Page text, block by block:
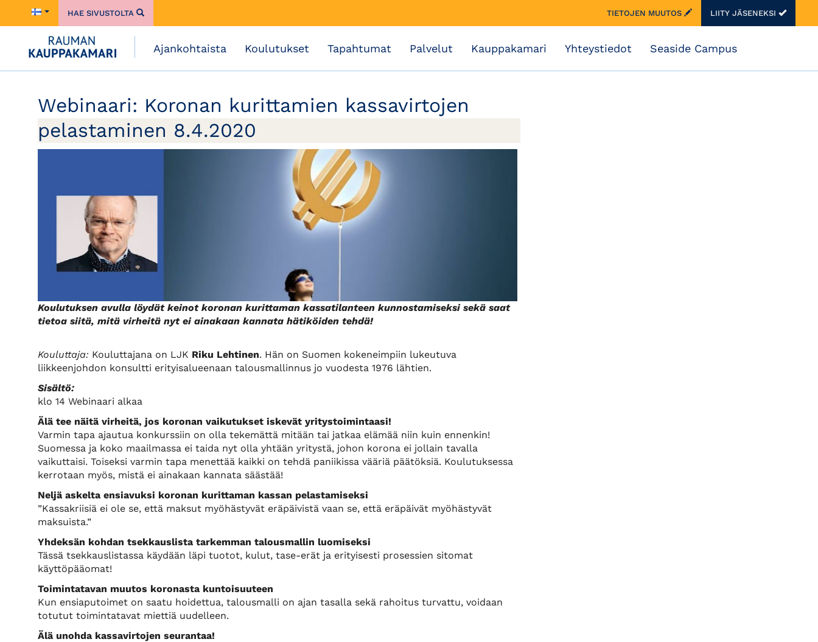
HAE SIVUSTOLTA TIETOJEN MUUTOS LIITY JÄSENEKSI
Ajankohtaista Koulutukset Tapahtumat Palvelut Kauppakamari Yhteystiedot Seaside Campus
Webinaari: Koronan kurittamien kassavirtojen
pelastaminen 8.4.2020
Koulutuksen avulla löydät keinot koronan kurittaman kassatilanteen kunnostamiseksi sekä saat
tietoa siitä, mitä virheitä nyt ei ainakaan kannata hätiköiden tehdä!
Kouluttaja: Kouluttajana on LJK Riku Lehtinen. Hän on Suomen kokeneimpiin lukeutuva
liikkeenjohdon konsultti erityisalueenaan talousmallinnus jo vuodesta 1976 lähtien.
Sisältö:
klo 14 Webinaari alkaa
Älä tee näitä virheitä, jos koronan vaikutukset iskevät yritystoimintaasi!
Varmin tapa ajautua konkurssiin on olla tekemättä mitään tai jatkaa elämää niin kuin ennenkin!
Suomessa ja koko maailmassa ei taida nyt olla yhtään yritystä, johon korona ei jollain tavalla
vaikuttaisi. Toiseksi varmin tapa menettää kaikki on tehdä paniikissa vääriä päätöksiä. Koulutuksessa
kerrotaan myös, mistä ei ainakaan kannata säästää!
Neljä askelta ensiavuksi koronan kurittaman kassan pelastamiseksi
”Kassakriisiä ei ole se, että maksut myöhästyvät eräpäivistä vaan se, että eräpäivät myöhästyvät
maksuista.”
Yhdeksän kohdan tsekkauslista tarkemman talousmallin luomiseksi
Tässä tsekkauslistassa käydään läpi tuotot, kulut, tase-erät ja erityisesti prosessien sitomat
käyttöpääomat!
Toimintatavan muutos koronasta kuntoisuuteen
Kun ensiaputoimet on saatu hoidettua, talousmalli on ajan tasalla sekä rahoitus turvattu, voidaan
totutut toimintatavat miettiä uudelleen.
Älä unohda kassavirtojen seurantaa!